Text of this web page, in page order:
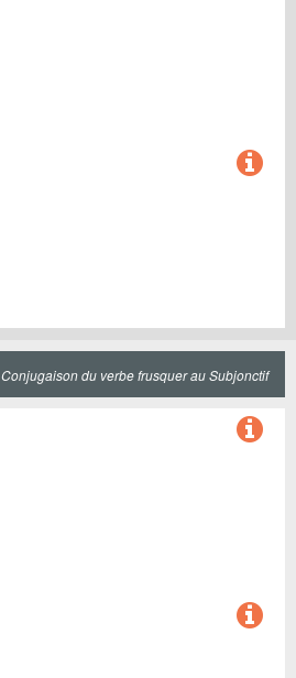
Conjugaison du verbe frusquer au Subjonctif